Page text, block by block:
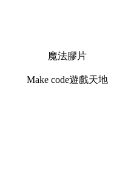
魔法膠片
Make code遊戲天地